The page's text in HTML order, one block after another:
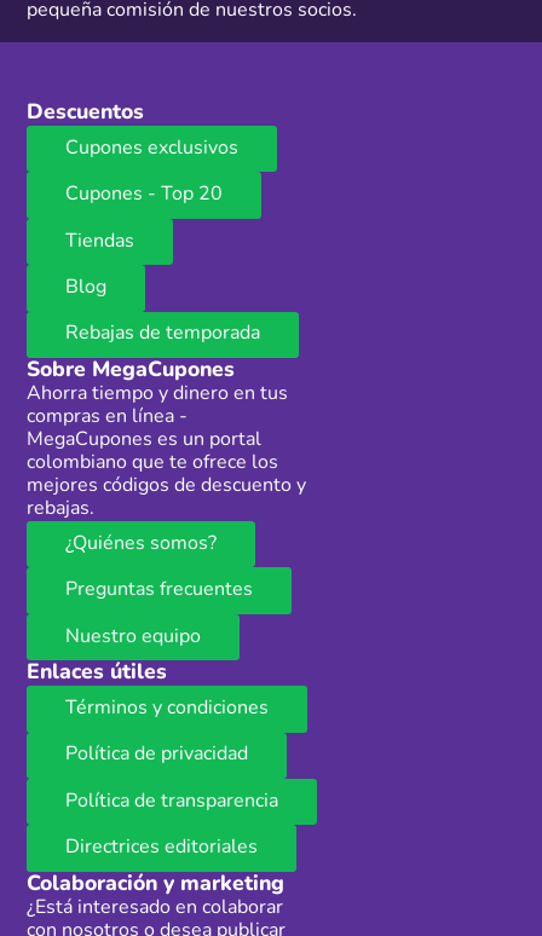
pequeña comisión de nuestros socios.
Descuentos
Cupones exclusivos
Cupones - Top 20
Tiendas
Blog
Rebajas de temporada
Sobre MegaCupones
Ahorra tiempo y dinero en tus
compras en línea -
MegaCupones es un portal
colombiano que te ofrece los
mejores códigos de descuento y
rebajas.
¿Quiénes somos?
Preguntas frecuentes
Nuestro equipo
Enlaces útiles
Términos y condiciones
Política de privacidad
Política de transparencia
Directrices editoriales
Colaboración y marketing
¿Está interesado en colaborar
con nosotros o desea publicar